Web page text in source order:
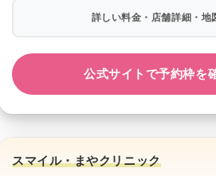
詳しい料金・店舗詳細・地
公式サイトで予約枠を
スマイル・まやクリニック